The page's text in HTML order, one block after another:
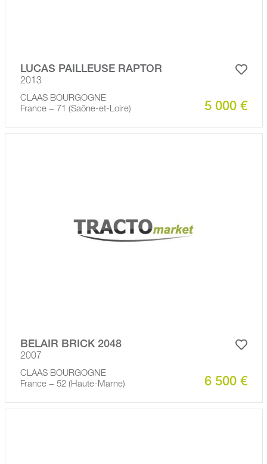
LUCAS PAILLEUSE RAPTOR
2013
CLAAS BOURGOGNE
France − 71 (Saône-et-Loire)
5 000 €
BELAIR BRICK 2048
2007
CLAAS BOURGOGNE
France − 52 (Haute-Marne)
6 500 €